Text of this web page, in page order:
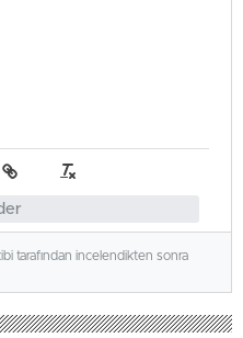
tarafından incelendikten sonra